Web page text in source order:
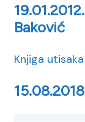
Baković
Knjiga utisaka